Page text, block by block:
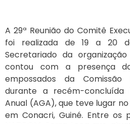
A 29ª Reunião do Comitê
foi realizada de 19 a 20
Secretariado da
contou com a presença
empossados ​​da Comissão
durante a recém-concluída
Anual (AGA), que teve lugar
em Conacri, Guiné. Entre os